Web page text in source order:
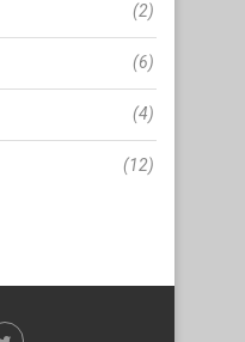
(2)
(6)
(4)
(12)